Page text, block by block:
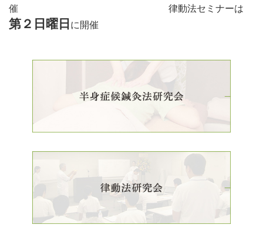
催 律動法セミナーは
第２日曜日に開催